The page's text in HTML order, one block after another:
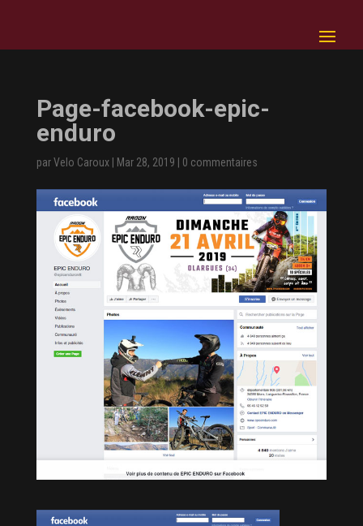
Page-facebook-epic-
enduro
parVelo Caroux| Mar 28, 2019 0 commentaires